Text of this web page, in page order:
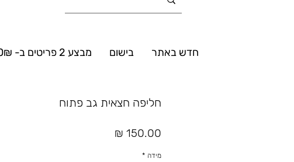
חדש באתר בישום מבצע 2 פריטים ב- 160₪
חליפה חצאית גב פתוח
מידה *